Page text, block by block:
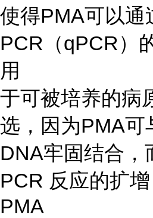
使得PMA可以通
PCR（qPCR）
用
于可被培养的病
选，因为PMA可
DNA牢固结合，
PCR 反应的扩增
PMA